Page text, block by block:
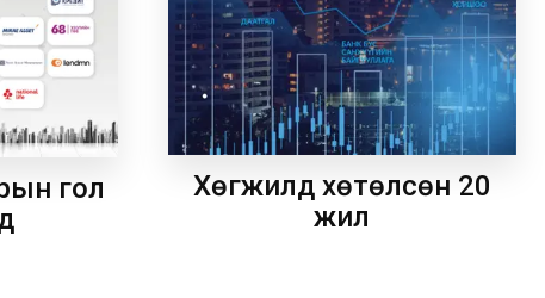
гол
Хөгжилд хөтөлсөн 20
жил